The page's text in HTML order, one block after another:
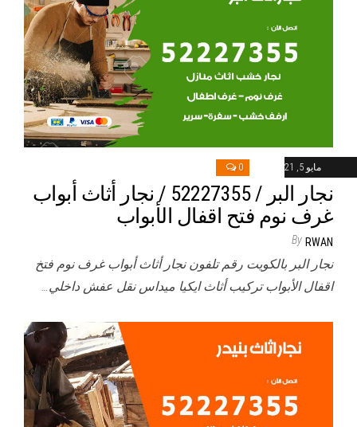
مايو 5, 2021 0
نجار البر / 52227355 / نجار أثاث أبواب
غرف نوم فتح اقفال الأبواب
By RWAN
نجار البر بالكويت رقم تلفون نجار أثاث أبواب غرف نوم فتخ
اقفال الأبواب تركيب أثاث ايكيا ميداس نقل عفش داخلي…